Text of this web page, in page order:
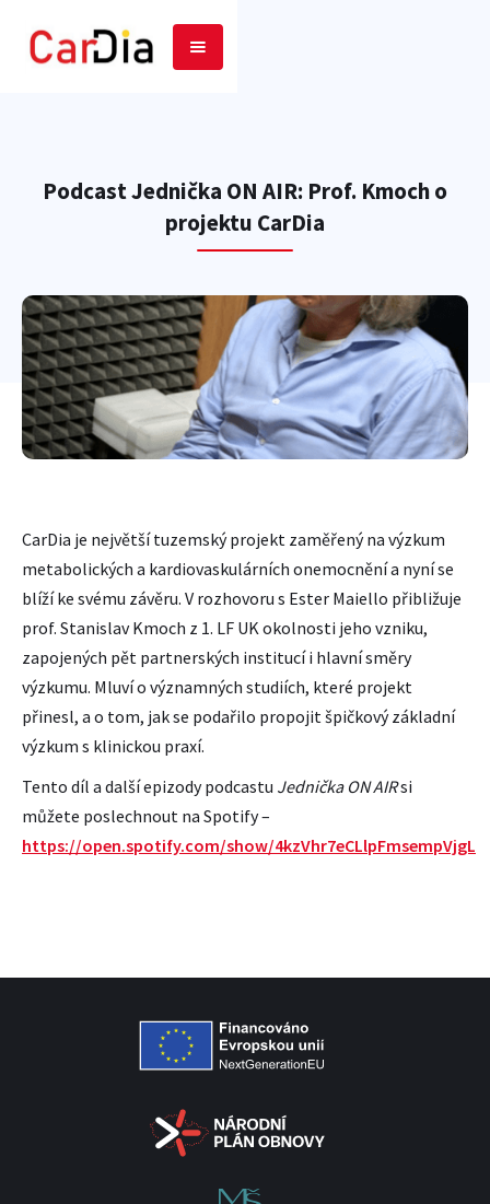
Podcast Jednička ON AIR: Prof. Kmoch o
projektu CarDia
CarDia je největší tuzemský projekt zaměřený na výzkum
metabolických a kardiovaskulárních onemocnění a nyní se
blíží ke svému závěru. V rozhovoru s Ester Maiello přibližuje
prof. Stanislav Kmoch z 1. LF UK okolnosti jeho vzniku,
zapojených pět partnerských institucí i hlavní směry
výzkumu. Mluví o významných studiích, které projekt
přinesl, a o tom, jak se podařilo propojit špičkový základní
výzkum s klinickou praxí.
Tento díl a další epizody podcastu Jednička ON AIRsi
můžete poslechnout na Spotify –
https://open.spotify.com/show/4kzVhr7eCLlpFmsempVjgL